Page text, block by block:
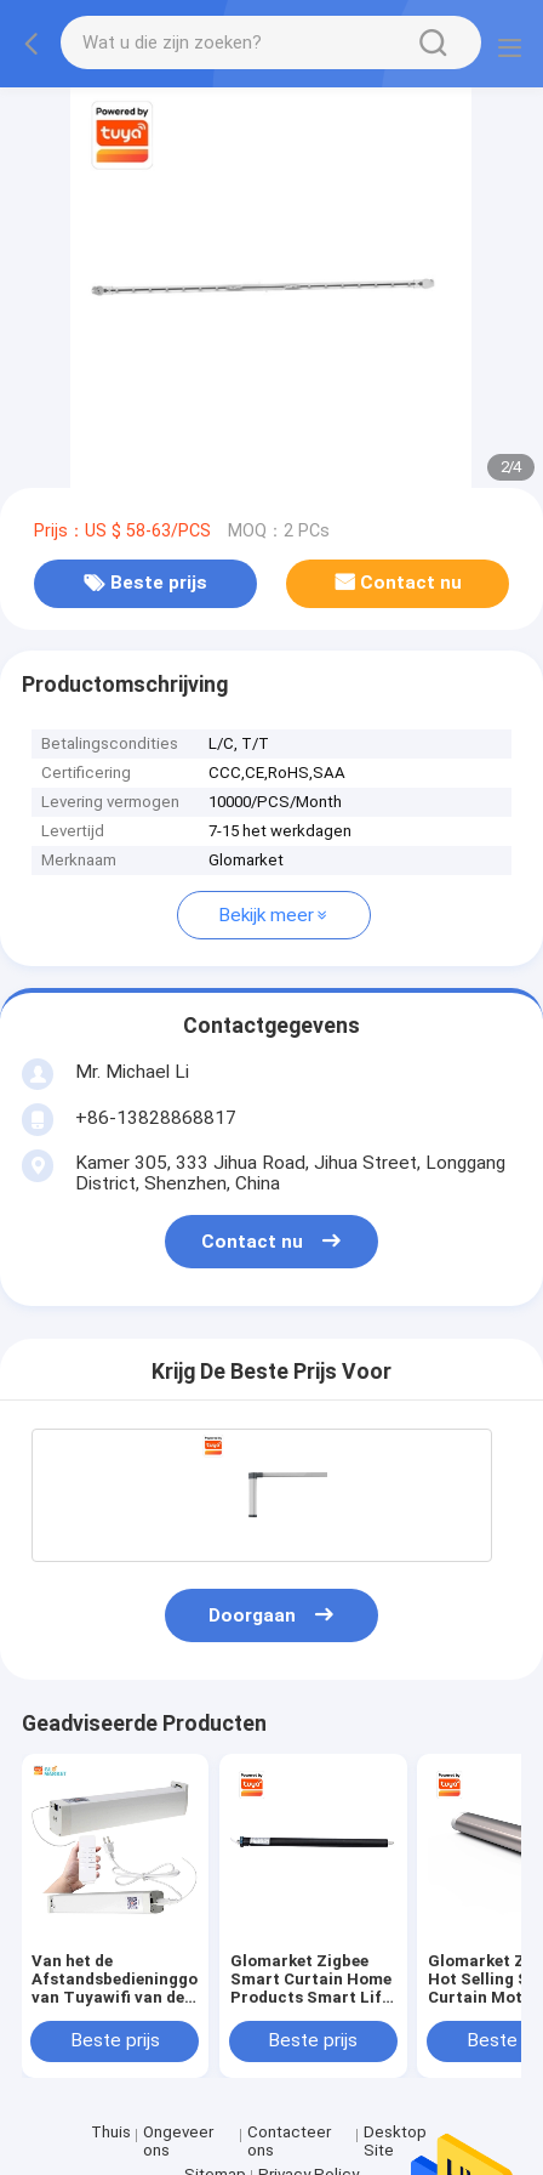
2/4
Prijs：US $ 58-63/PCS MOQ：2 PCs
Beste prijs Contact nu
Productomschrijving
Betalingscondities
L/C, T/T
Certificering
CCC,CE,RoHS,SAA
Levering vermogen
10000/PCS/Month
Levertijd
7-15 het werkdagen
Merknaam
Glomarket
Bekijk meer
Contactgegevens
Mr. Michael Li
+86-13828868817
Kamer 305, 333 Jihua Road, Jihua Street, Longgang
District, Shenzhen, China
Contact nu
Krijg De Beste Prijs Voor
Doorgaan
Geadviseerde Producten
Van het de
Afstandsbedieninggordijn
van Tuyawifi van de
Automatisering
Slimme de
Beste prijs
Glomarket Zigbee
Smart Curtain Home
Products Smart Life
Curtain For Roller
Blind Or Wooden
Beste prijs
Glomarket
Hot Selling
Curtain
Electric
Smart Home
Beste
Thuis
Ongeveer
ons
Contacteer
ons
Desktop
Site